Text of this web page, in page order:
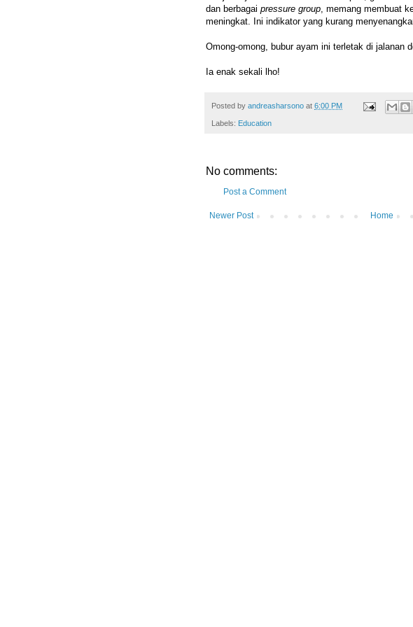
dan berbagai pressure group, memang membuat
meningkat. Ini indikator yang kurang
Omong-omong, bubur ayam ini terletak di jalanan
Ia enak sekali lho!
Posted by andreasharsono at 6:00 PM
Labels: Education
No comments:
Post a Comment
Newer Post Home